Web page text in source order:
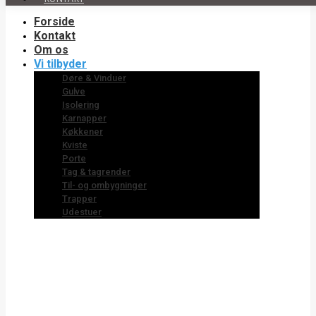
Forside
Kontakt
Om os
Vi tilbyder
Døre & Vinduer
Gulve
Isolering
Karnapper
Køkkener
Kviste
Porte
Tag & tagrender
Til- og ombygninger
Trapper
Udestuer